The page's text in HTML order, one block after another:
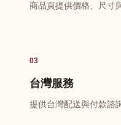
商品頁提供價格、尺寸
03
台灣服務
提供台灣配送與付款諮